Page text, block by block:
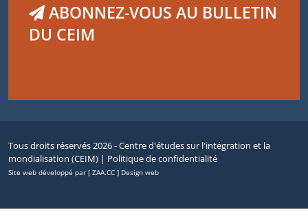
ABONNEZ-VOUS AU BULLETIN
DU CEIM
Tous droits réservés 2026 - Centre d'études sur l'intégration et la
mondialisation (CEIM) | Politique de confidentialité
Site web développé par [ ZAA.CC ] Design web